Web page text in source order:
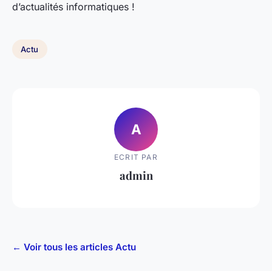
d’actualités informatiques !
Actu
A
ECRIT PAR
admin
← Voir tous les articles Actu